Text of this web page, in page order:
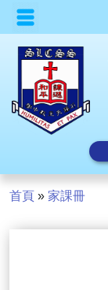
首頁 » 家課冊